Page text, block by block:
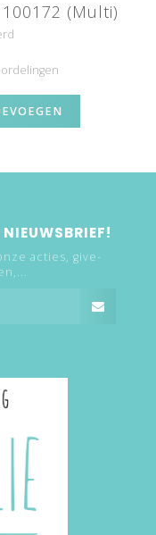
(Multi)
acties, give-